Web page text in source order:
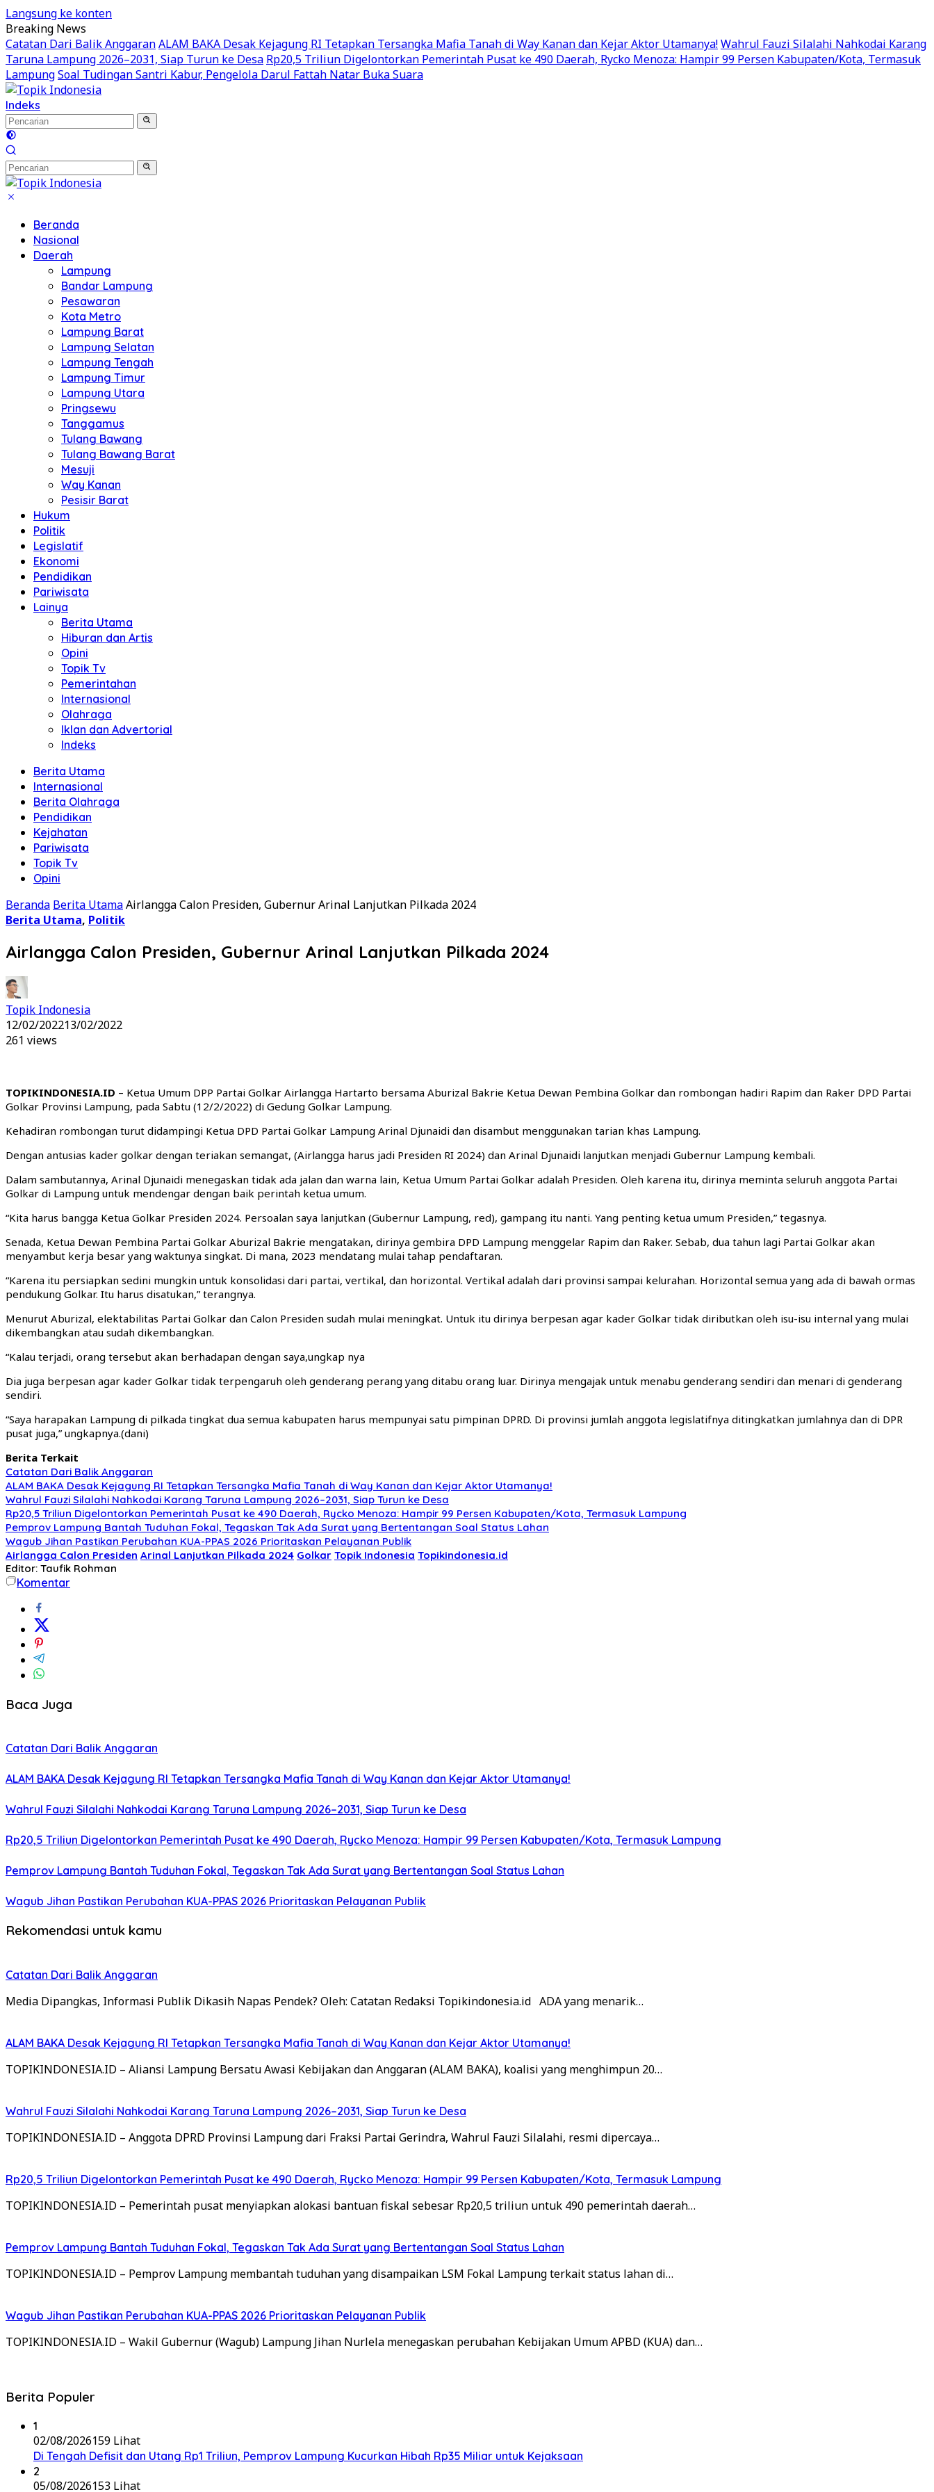
Langsung ke konten
Breaking News
Catatan Dari Balik AnggaranALAM BAKA Desak Kejagung RI Tetapkan Tersangka Mafia Tanah di Way Kanan dan Kejar Aktor Utamanya!Wahrul Fauzi Silalahi Nahkodai Karang
Taruna Lampung 2026–2031, Siap Turun ke Desa Rp20,5 Triliun Digelontorkan Pemerintah Pusat ke 490 Daerah, Rycko Menoza: Hampir 99 Persen Kabupaten/Kota, Termasuk
LampungSoal Tudingan Santri Kabur, Pengelola Darul Fattah Natar Buka Suara
Indeks
Beranda
Nasional
Daerah
Lampung
Bandar Lampung
Pesawaran
Kota Metro
Lampung Barat
Lampung Selatan
Lampung Tengah
Lampung Timur
Lampung Utara
Pringsewu
Tanggamus
Tulang Bawang
Tulang Bawang Barat
Mesuji
Way Kanan
Pesisir Barat
Hukum
Politik
Legislatif
Ekonomi
Pendidikan
Pariwisata
Lainya
Berita Utama
Hiburan dan Artis
Opini
Topik Tv
Pemerintahan
Internasional
Olahraga
Iklan dan Advertorial
Indeks
Berita Utama
Internasional
Berita Olahraga
Pendidikan
Kejahatan
Pariwisata
Topik Tv
Opini
Beranda Berita UtamaAirlangga Calon Presiden, Gubernur Arinal Lanjutkan Pilkada 2024
Berita Utama, Politik
Airlangga Calon Presiden, Gubernur Arinal Lanjutkan Pilkada 2024
Topik Indonesia
12/02/202213/02/2022
261 views
TOPIKINDONESIA.ID – Ketua Umum DPP Partai Golkar Airlangga Hartarto bersama Aburizal Bakrie Ketua Dewan Pembina Golkar dan rombongan hadiri Rapim dan Raker DPD Partai
Golkar Provinsi Lampung, pada Sabtu (12/2/2022) di Gedung Golkar Lampung.
Kehadiran rombongan turut didampingi Ketua DPD Partai Golkar Lampung Arinal Djunaidi dan disambut menggunakan tarian khas Lampung.
Dengan antusias kader golkar dengan teriakan semangat, (Airlangga harus jadi Presiden RI 2024) dan Arinal Djunaidi lanjutkan menjadi Gubernur Lampung kembali.
Dalam sambutannya, Arinal Djunaidi menegaskan tidak ada jalan dan warna lain, Ketua Umum Partai Golkar adalah Presiden. Oleh karena itu, dirinya meminta seluruh anggota Partai
Golkar di Lampung untuk mendengar dengan baik perintah ketua umum.
“Kita harus bangga Ketua Golkar Presiden 2024. Persoalan saya lanjutkan (Gubernur Lampung, red), gampang itu nanti. Yang penting ketua umum Presiden,” tegasnya.
Senada, Ketua Dewan Pembina Partai Golkar Aburizal Bakrie mengatakan, dirinya gembira DPD Lampung menggelar Rapim dan Raker. Sebab, dua tahun lagi Partai Golkar akan
menyambut kerja besar yang waktunya singkat. Di mana, 2023 mendatang mulai tahap pendaftaran.
“Karena itu persiapkan sedini mungkin untuk konsolidasi dari partai, vertikal, dan horizontal. Vertikal adalah dari provinsi sampai kelurahan. Horizontal semua yang ada di bawah ormas
pendukung Golkar. Itu harus disatukan,” terangnya.
Menurut Aburizal, elektabilitas Partai Golkar dan Calon Presiden sudah mulai meningkat. Untuk itu dirinya berpesan agar kader Golkar tidak diributkan oleh isu-isu internal yang mulai
dikembangkan atau sudah dikembangkan.
“Kalau terjadi, orang tersebut akan berhadapan dengan saya,ungkap nya
Dia juga berpesan agar kader Golkar tidak terpengaruh oleh genderang perang yang ditabu orang luar. Dirinya mengajak untuk menabu genderang sendiri dan menari di genderang
sendiri.
“Saya harapakan Lampung di pilkada tingkat dua semua kabupaten harus mempunyai satu pimpinan DPRD. Di provinsi jumlah anggota legislatifnya ditingkatkan jumlahnya dan di DPR
pusat juga,” ungkapnya.(dani)
Berita Terkait
Catatan Dari Balik Anggaran
ALAM BAKA Desak Kejagung RI Tetapkan Tersangka Mafia Tanah di Way Kanan dan Kejar Aktor Utamanya!
Wahrul Fauzi Silalahi Nahkodai Karang Taruna Lampung 2026–2031, Siap Turun ke Desa
Rp20,5 Triliun Digelontorkan Pemerintah Pusat ke 490 Daerah, Rycko Menoza: Hampir 99 Persen Kabupaten/Kota, Termasuk Lampung
Pemprov Lampung Bantah Tuduhan Fokal, Tegaskan Tak Ada Surat yang Bertentangan Soal Status Lahan
Wagub Jihan Pastikan Perubahan KUA-PPAS 2026 Prioritaskan Pelayanan Publik
Airlangga Calon Presiden Arinal Lanjutkan Pilkada 2024 Golkar Topik Indonesia Topikindonesia.id
Editor: Taufik Rohman
Komentar
Baca Juga
Catatan Dari Balik Anggaran
ALAM BAKA Desak Kejagung RI Tetapkan Tersangka Mafia Tanah di Way Kanan dan Kejar Aktor Utamanya!
Wahrul Fauzi Silalahi Nahkodai Karang Taruna Lampung 2026–2031, Siap Turun ke Desa
Rp20,5 Triliun Digelontorkan Pemerintah Pusat ke 490 Daerah, Rycko Menoza: Hampir 99 Persen Kabupaten/Kota, Termasuk Lampung
Pemprov Lampung Bantah Tuduhan Fokal, Tegaskan Tak Ada Surat yang Bertentangan Soal Status Lahan
Wagub Jihan Pastikan Perubahan KUA-PPAS 2026 Prioritaskan Pelayanan Publik
Rekomendasi untuk kamu
Catatan Dari Balik Anggaran
Media Dipangkas, Informasi Publik Dikasih Napas Pendek? Oleh: Catatan Redaksi Topikindonesia.id ADA yang menarik…
ALAM BAKA Desak Kejagung RI Tetapkan Tersangka Mafia Tanah di Way Kanan dan Kejar Aktor Utamanya!
TOPIKINDONESIA.ID – Aliansi Lampung Bersatu Awasi Kebijakan dan Anggaran (ALAM BAKA), koalisi yang menghimpun 20…
Wahrul Fauzi Silalahi Nahkodai Karang Taruna Lampung 2026–2031, Siap Turun ke Desa
TOPIKINDONESIA.ID – Anggota DPRD Provinsi Lampung dari Fraksi Partai Gerindra, Wahrul Fauzi Silalahi, resmi dipercaya…
Rp20,5 Triliun Digelontorkan Pemerintah Pusat ke 490 Daerah, Rycko Menoza: Hampir 99 Persen Kabupaten/Kota, Termasuk Lampung
TOPIKINDONESIA.ID – Pemerintah pusat menyiapkan alokasi bantuan fiskal sebesar Rp20,5 triliun untuk 490 pemerintah daerah…
Pemprov Lampung Bantah Tuduhan Fokal, Tegaskan Tak Ada Surat yang Bertentangan Soal Status Lahan
TOPIKINDONESIA.ID – Pemprov Lampung membantah tuduhan yang disampaikan LSM Fokal Lampung terkait status lahan di…
Wagub Jihan Pastikan Perubahan KUA-PPAS 2026 Prioritaskan Pelayanan Publik
TOPIKINDONESIA.ID – Wakil Gubernur (Wagub) Lampung Jihan Nurlela menegaskan perubahan Kebijakan Umum APBD (KUA) dan…
Berita Populer
1
02/08/2026159 Lihat
Di Tengah Defisit dan Utang Rp1 Triliun, Pemprov Lampung Kucurkan Hibah Rp35 Miliar untuk Kejaksaan
2
05/08/2026153 Lihat